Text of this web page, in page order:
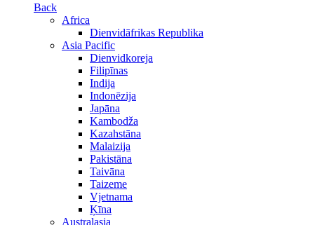
Back
Africa
Dienvidāfrikas Republika
Asia Pacific
Dienvidkoreja
Filipīnas
Indija
Indonēzija
Japāna
Kambodža
Kazahstāna
Malaizija
Pakistāna
Taivāna
Taizeme
Vjetnama
Ķīna
Australasia